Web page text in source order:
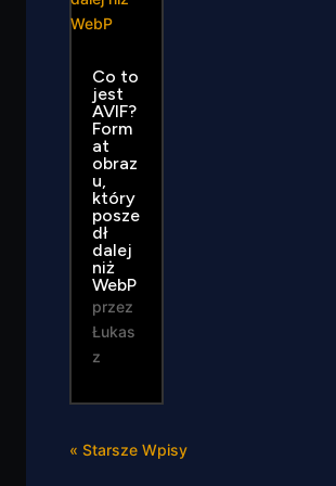
Co to
jest
AVIF?
Form
at
obraz
u,
który
posze
dł
dalej
niż
WebP
przez
Łukas
z
« Starsze Wpisy